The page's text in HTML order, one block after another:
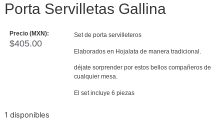
Porta Servilletas Gallina
Precio (MXN):
$405.00
Set de porta servilleteros
Elaborados en Hojalata de manera tradicional.
déjate sorprender por estos bellos compañeros de
cualquier mesa.
El set incluye 6 piezas
1 disponibles